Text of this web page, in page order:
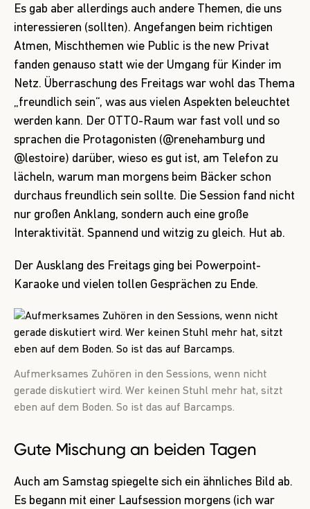
Es gab aber allerdings auch andere Themen, die uns
interessieren (sollten). Angefangen beim richtigen
Atmen, Mischthemen wie Public is the new Privat
fanden genauso statt wie der Umgang für Kinder im
Netz. Überraschung des Freitags war wohl das Thema
„freundlich sein“, was aus vielen Aspekten beleuchtet
werden kann. Der OTTO-Raum war fast voll und so
sprachen die Protagonisten (@renehamburg und
@lestoire) darüber, wieso es gut ist, am Telefon zu
lächeln, warum man morgens beim Bäcker schon
durchaus freundlich sein sollte. Die Session fand nicht
nur großen Anklang, sondern auch eine große
Interaktivität. Spannend und witzig zu gleich. Hut ab.
Der Ausklang des Freitags ging bei Powerpoint-
Karaoke und vielen tollen Gesprächen zu Ende.
Aufmerksames Zuhören in den Sessions, wenn nicht
gerade diskutiert wird. Wer keinen Stuhl mehr hat, sitzt
eben auf dem Boden. So ist das auf Barcamps.
Gute Mischung an beiden Tagen
Auch am Samstag spiegelte sich ein ähnliches Bild ab.
Es begann mit einer Laufsession morgens (ich war